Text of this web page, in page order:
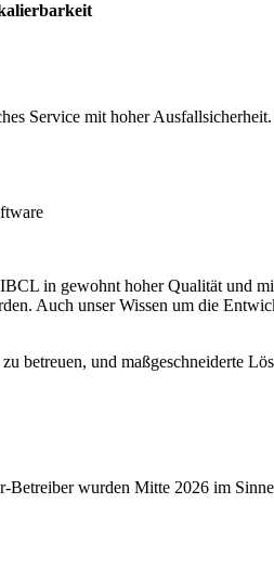
Service mit hoher Ausfallsicherheit.
in gewohnt hoher Qualität und
Auch unser Wissen um die
betreuen, und maßgeschneiderte
wurden Mitte 2026 im